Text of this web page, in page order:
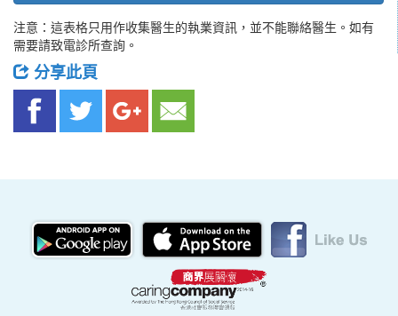
注意：這表格只用作收集醫生的執業資訊，並不能聯絡醫生。如有
需要請致電診所查詢。
分享此頁